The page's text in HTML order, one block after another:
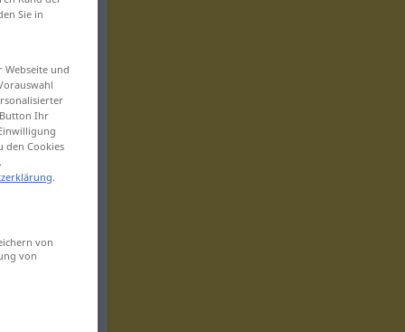
Sie in
und
Ihr
den Cookies
.
von
von